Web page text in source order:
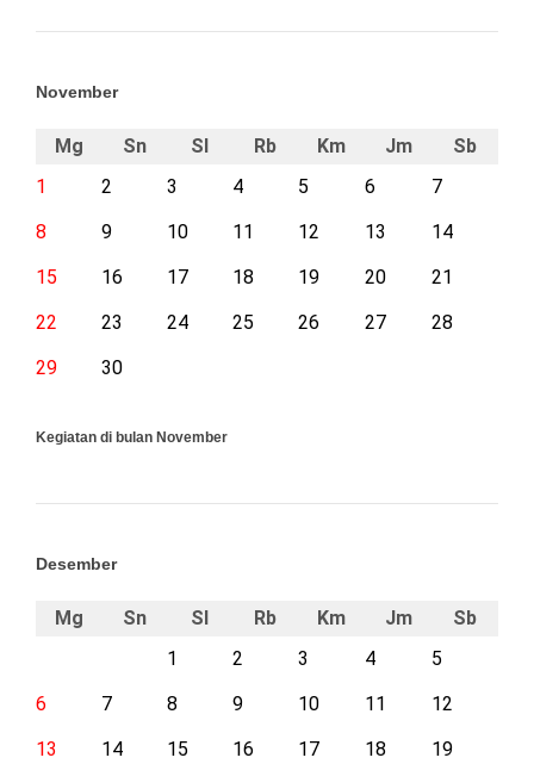
November
Mg Sn Sl Rb Km Jm
Sb
1
2 3 4 5 6
7
8
9 10 11 12 13
14
15
16 17 18 19 20
21
22
23 24 25 26 27
28
29
30
Kegiatan di bulan November
Desember
Mg Sn Sl Rb Km Jm
Sb
1
2 3 4
5
6
7 8 9 10 11
12
13
14 15 16 17 18
19